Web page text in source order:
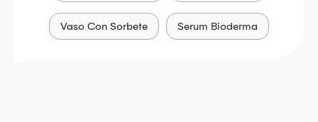
Vaso Con Sorbete Serum Bioderma